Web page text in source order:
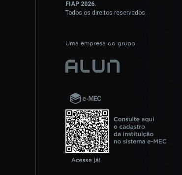
FIAP 2026.
Todos os direitos reservados.
Uma empresa do grupo